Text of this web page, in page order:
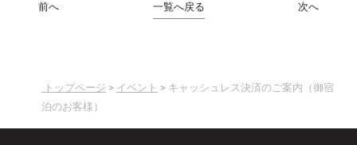
前へ 次へ
一覧へ戻る
トップページ イベント
キャッシュレス決済のご案内（御宿
泊のお客様）